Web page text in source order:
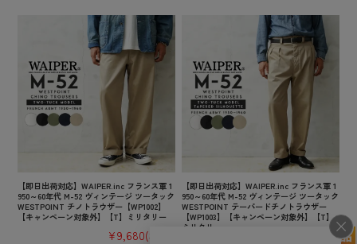
【即日出荷対応】WAIPER.inc フランス軍 1
950～60年代 M-52 ヴィンテージ ツータック
WESTPOINT チノトラウザー【WP1002】
【キャンペーン対象外】【T】ミリタリー
¥9,680(税込)
【即日出荷対応】WAIPER.inc フランス軍 1
950～60年代 M-52 ヴィンテージ ツータック
WESTPOINT テーパードチノトラウザー
【WP1003】【キャンペーン対象外】【T】
ミリタリー